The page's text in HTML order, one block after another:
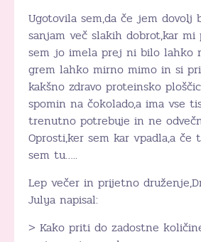
Ugotovila sem,da če jem dovolj
sanjam več slakih dobrot,kar
sem jo imela prej ni bilo lahko
grem lahko mirno mimo in si
kakšno zdravo proteinsko
spomin na čokolado,a ima vse
trenutno potrebuje in ne
Oprosti,ker sem kar vpadla,a če
sem tu…..
Lep večer in prijetno
Julya napisal:
> Kako priti do zadostne